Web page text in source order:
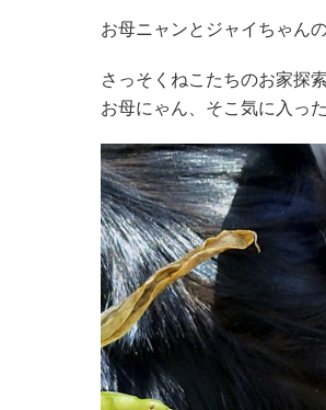
お母ニャンとジャイちゃん
さっそくねこたちのお家探
お母にゃん、そこ気に入っ